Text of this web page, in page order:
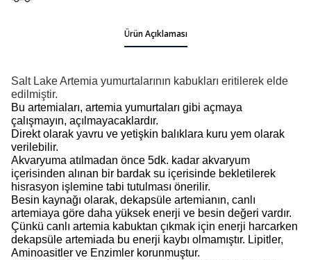
Ürün Açıklaması
Salt Lake Artemia yumurtalarının kabukları eritilerek elde
edilmiştir.
Bu artemiaları, artemia yumurtaları gibi açmaya
çalışmayın, açılmayacaklardır.
Direkt olarak yavru ve yetişkin balıklara kuru yem olarak
verilebilir.
Akvaryuma atılmadan önce 5dk. kadar akvaryum
içerisinden alınan bir bardak su içerisinde bekletilerek
hisrasyon işlemine tabi tutulması önerilir.
Besin kaynağı olarak, dekapsüle artemianın, canlı
artemiaya göre daha yüksek enerji ve besin değeri vardır.
Çünkü canlı artemia kabuktan çıkmak için enerji harcarken
dekapsüle artemiada bu enerji kaybı olmamıştır. Lipitler,
Aminoasitler ve Enzimler korunmuştur.